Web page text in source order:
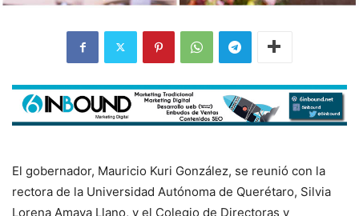
El gobernador, Mauricio Kuri González, se reunió con la
rectora de la Universidad Autónoma de Querétaro, Silvia
Lorena Amaya Llano, y el Colegio de Directoras y